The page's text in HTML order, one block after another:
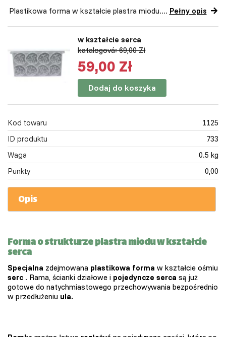
Plastikowa forma w kształcie plastra miodu.... Pełny opis
w kształcie serca
katalogová: 69,00 Zł
59,00 Zł
Dodaj do koszyka
Kod towaru
1125
ID produktu
733
Waga
0.5 kg
Punkty
0,00
Opis
Forma o strukturze plastra miodu w kształcie
serca
Specjalna zdejmowana plastikowa forma w kształcie ośmiu
serc . Rama, ścianki działowe i pojedyncze serca są już
gotowe do natychmiastowego przechowywania bezpośrednio
w przedłużeniu ula.